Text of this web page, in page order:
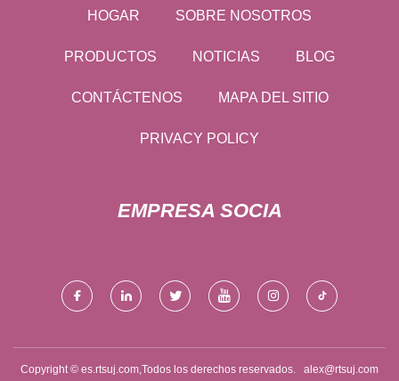
HOGAR SOBRE NOSOTROS
PRODUCTOS NOTICIAS BLOG
CONTÁCTENOS MAPA DEL SITIO
PRIVACY POLICY
EMPRESA SOCIA
Copyright © es.rtsuj.com,Todos los derechos reservados. alex@rtsuj.com